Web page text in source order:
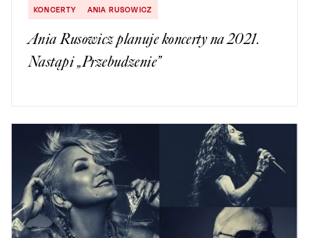
KONCERTY ANIA RUSOWICZ
Ania Rusowicz planuje koncerty na 2021.
Nastąpi „Przebudzenie”